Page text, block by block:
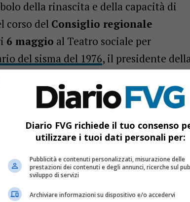
della rinascita e della capacità di
corso del Consiglio regionale
6 maggio al Teatro sociale per
del sisma del 1976, il presidente
, davanti alle più alte cariche dello
San Daniele, risorgive e Tagliamento: il FVG si
un francobollo: omaggio ai 50 anni dal sisma
Diario FVG richiede il tuo consenso
utilizzare i tuoi dati personali per:
Pubblicità e contenuti personalizzati, misurazione delle
prestazioni dei contenuti e degli annunci, ricerche sul
sviluppo di servizi
Archiviare informazioni su dispositivo e/o accedervi